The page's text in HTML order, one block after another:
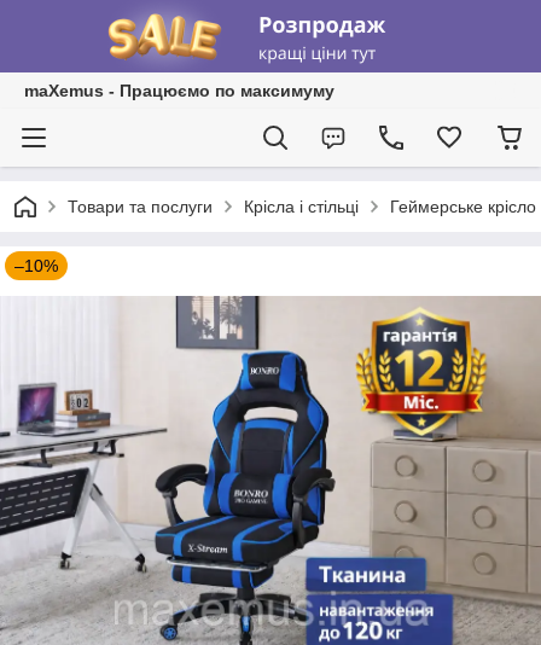
maXemus - Працюємо по максимуму
Товари та послуги Крісла і стільці Геймерське
–10%